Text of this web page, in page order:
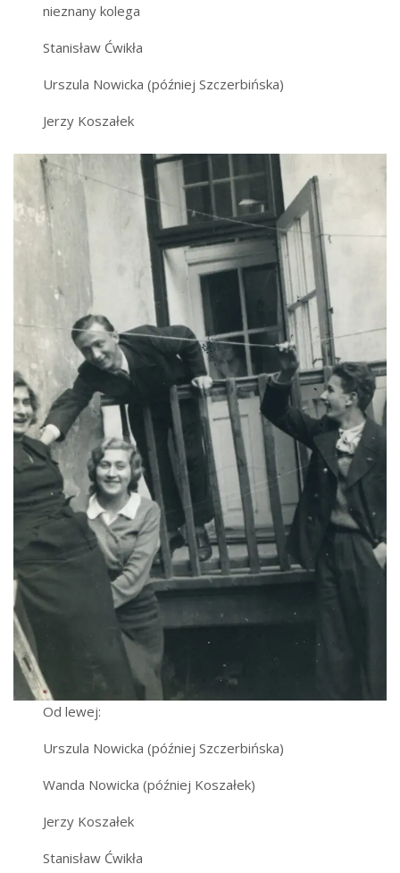
nieznany kolega
Stanisław Ćwikła
Urszula Nowicka (później Szczerbińska)
Jerzy Koszałek
Od lewej:
Urszula Nowicka (później Szczerbińska)
Wanda Nowicka (później Koszałek)
Jerzy Koszałek
Stanisław Ćwikła